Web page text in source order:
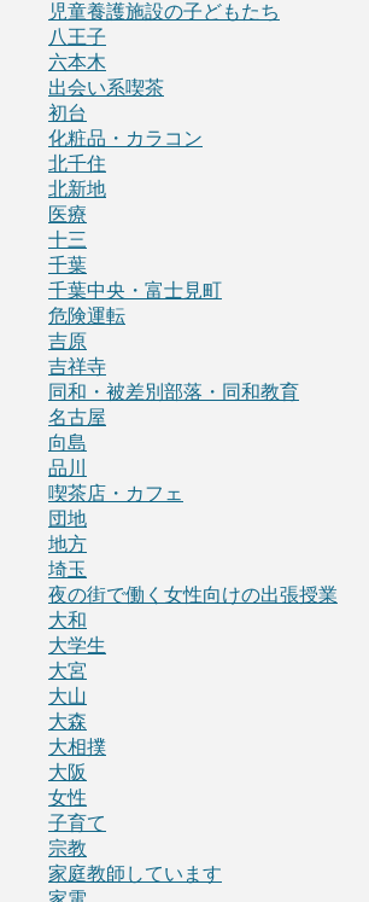
児童養護施設の子どもたち
八王子
六本木
出会い系喫茶
初台
化粧品・カラコン
北千住
北新地
医療
十三
千葉
千葉中央・富士見町
危険運転
吉原
吉祥寺
同和・被差別部落・同和教育
名古屋
向島
品川
喫茶店・カフェ
団地
地方
埼玉
夜の街で働く女性向けの出張授業
大和
大学生
大宮
大山
大森
大相撲
大阪
女性
子育て
宗教
家庭教師しています